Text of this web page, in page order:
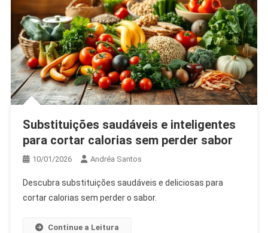
Substituições saudáveis e inteligentes
para cortar calorias sem perder sabor
10/01/2026 Andréa Santos
Descubra substituições saudáveis e deliciosas para
cortar calorias sem perder o sabor.
Continue a Leitura